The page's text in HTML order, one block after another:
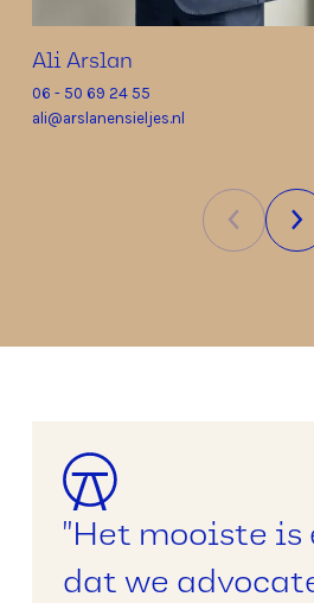
Ali Arslan
06 - 50 69 24 55
ali@arslanensieljes.nl
"Het mooiste
dat we